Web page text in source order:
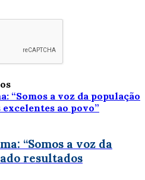
“Somos a voz da
resultados